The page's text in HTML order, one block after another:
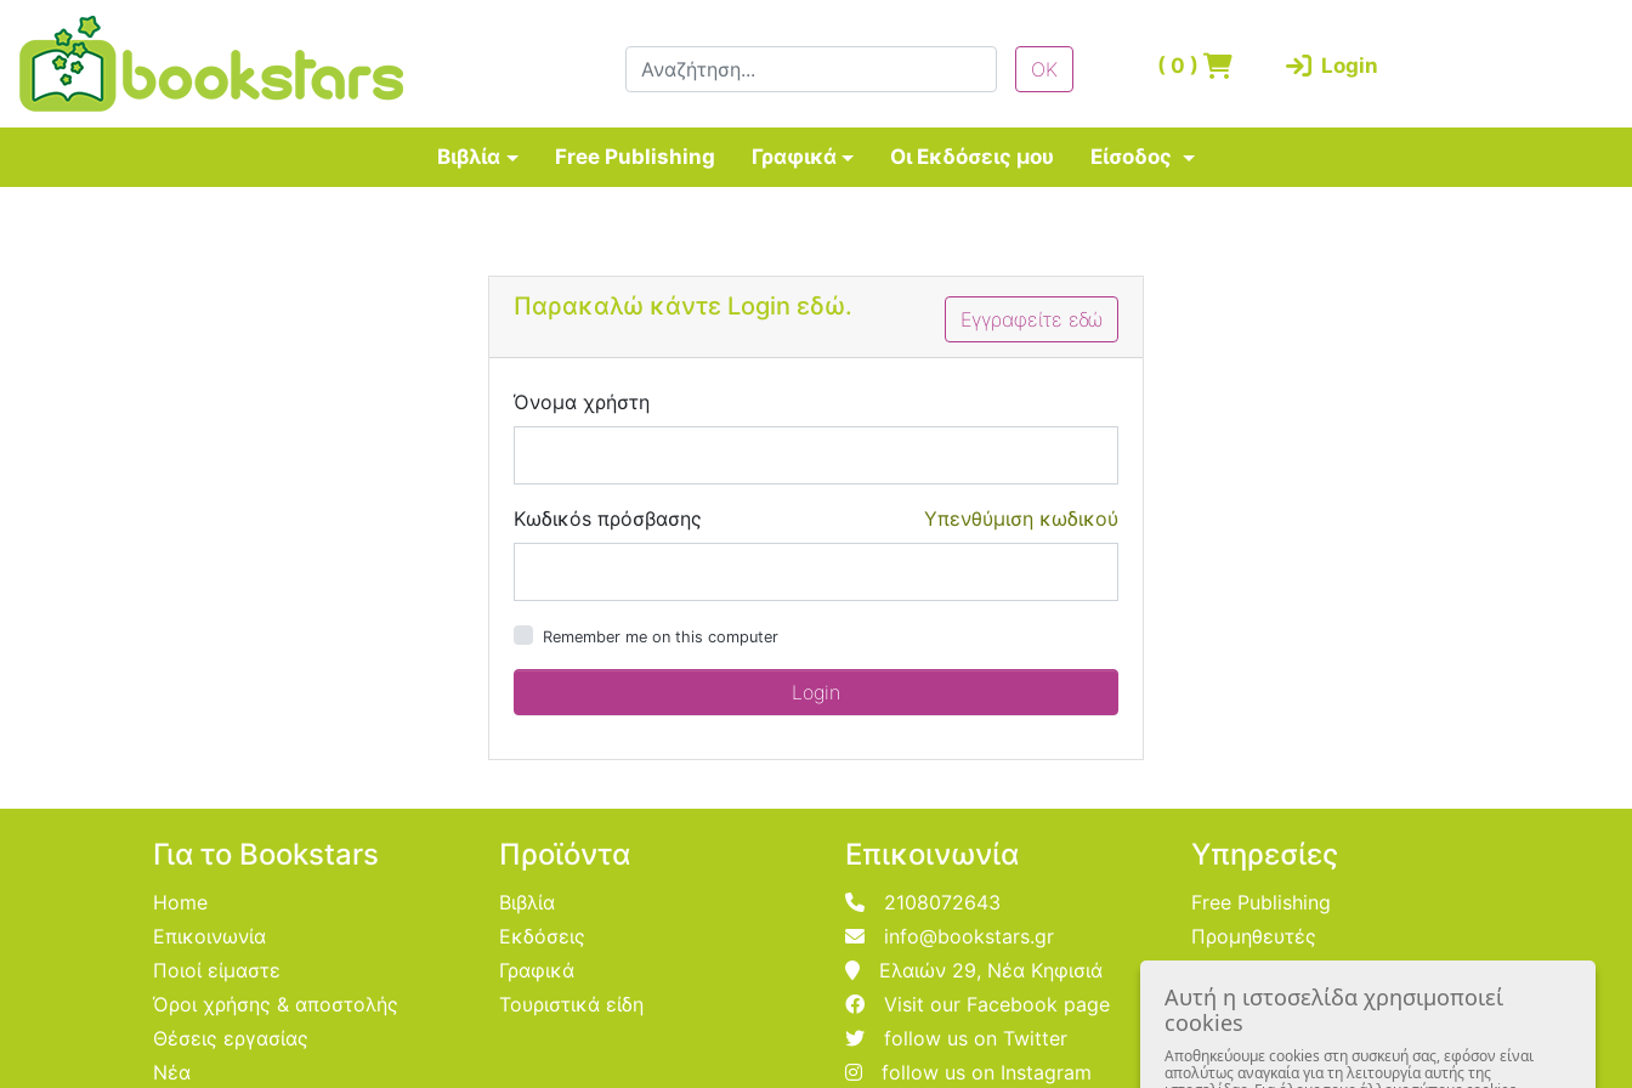
(0 ) Login
Βιβλία Free Publishing Γραφικά Οι Εκδόσεις μου Είσοδος
Εγγραφείτε εδώ
Παρακαλώ κάντε Login εδώ.
Όνομα χρήστη
Υπενθύμιση κωδικού
Κωδικόs πρόσβασης
Remember me on this computer
Για το Bookstars
Home
Επικοινωνία
Ποιοί είμαστε
Όροι χρήσης & αποστολής
Θέσεις εργασίας
Νέα
Προϊόντα
Βιβλία
Εκδόσεις
Γραφικά
Τουριστικά είδη
Επικοινωνία
2108072643
info@bookstars.gr
Ελαιών 29, Νέα Κηφισιά
Visit our Facebook page
follow us on Twitter
follow us on Instagram
Υπηρεσίες
Free Publishing
Προμηθευτές
Εικονογράφοι
Αυτή η ιστοσελίδα χρησιμοποιεί
cookies
Αποθηκεύουμε cookies στη συσκευή σας, εφόσον είναι
απολύτως αναγκαία για τη λειτουργία αυτής της